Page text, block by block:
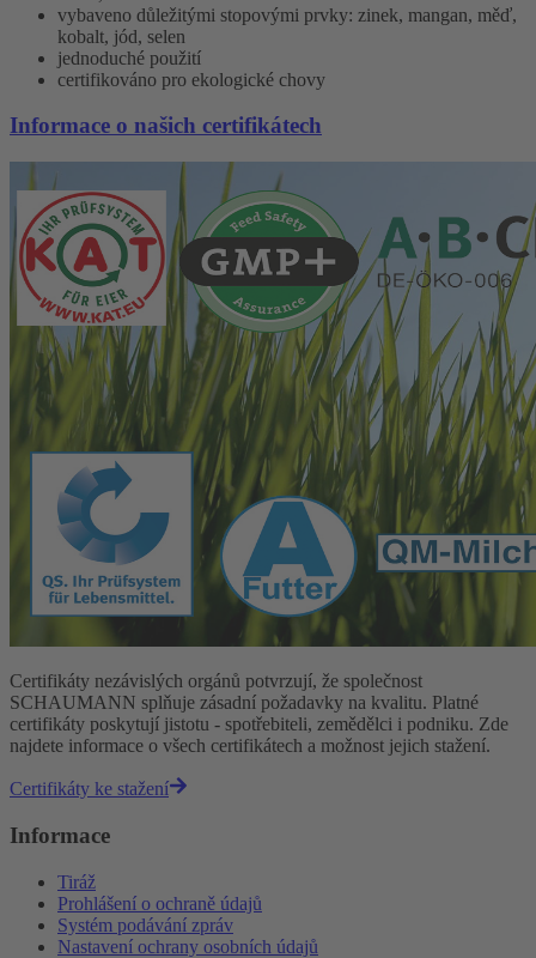
vybaveno důležitými stopovými prvky: zinek, mangan, měď,
kobalt, jód, selen
jednoduché použití
certifikováno pro ekologické chovy
Informace o našich certifikátech
Certifikáty nezávislých orgánů potvrzují, že společnost
SCHAUMANN splňuje zásadní požadavky na kvalitu. Platné
certifikáty poskytují jistotu - spotřebiteli, zemědělci i podniku. Zde
najdete informace o všech certifikátech a možnost jejich stažení.
Certifikáty ke stažení
Informace
Tiráž
Prohlášení o ochraně údajů
Systém podávání zpráv
Nastavení ochrany osobních údajů